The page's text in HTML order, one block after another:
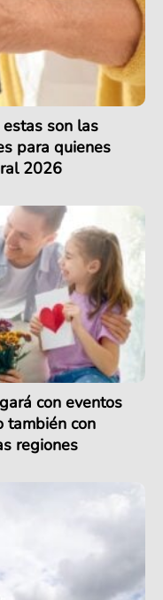
son las
para quienes
2026
con eventos
también con
regiones